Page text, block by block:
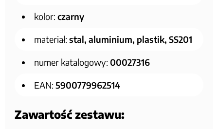
kolor: czarny
materiał: stal, aluminium, plastik, SS201
numer katalogowy: 00027316
EAN: 5900779962514
Zawartość zestawu: